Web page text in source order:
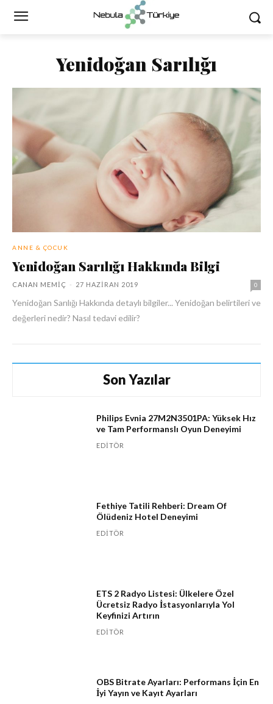
Yenidoğan Sarılığı
ANNE & ÇOCUK
Yenidoğan Sarılığı Hakkında Bilgi
CANAN MEMIÇ - 27 HAZIRAN 2019 0
Yenidoğan Sarılığı Hakkında detaylı bilgiler... Yenidoğan belirtileri ve
değerleri nedir? Nasıl tedavi edilir?
Son Yazılar
Philips Evnia 27M2N3501PA: Yüksek Hız
ve Tam Performanslı Oyun Deneyimi
EDITÖR
Fethiye Tatili Rehberi: Dream Of
Ölüdeniz Hotel Deneyimi
EDITÖR
ETS 2 Radyo Listesi: Ülkelere Özel
Ücretsiz Radyo İstasyonlarıyla Yol
Keyfinizi Artırın
EDITÖR
OBS Bitrate Ayarları: Performans İçin En
İyi Yayın ve Kayıt Ayarları